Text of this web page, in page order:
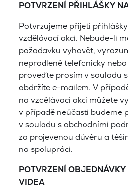
POTVRZENÍ PŘIHLÁŠKY
Potvrzujeme přijetí
vzdělávací akci. Nebude-li
požadavku vyhovět,
neprodleně telefonicky
proveďte prosím v souladu
obdržíte e-mailem. V
na vzdělávací akci můžete
v případě neúčasti budeme
v souladu s obchodními
za projevenou důvěru a
na spolupráci.
POTVRZENÍ OBJEDNÁVKY
VIDEA